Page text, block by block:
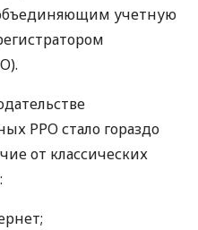
учетную
РРО стало гораздо
от классических